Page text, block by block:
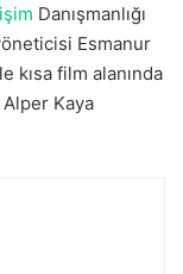
Danışmanlığı
Esmanur
kısa film alanında
Kaya